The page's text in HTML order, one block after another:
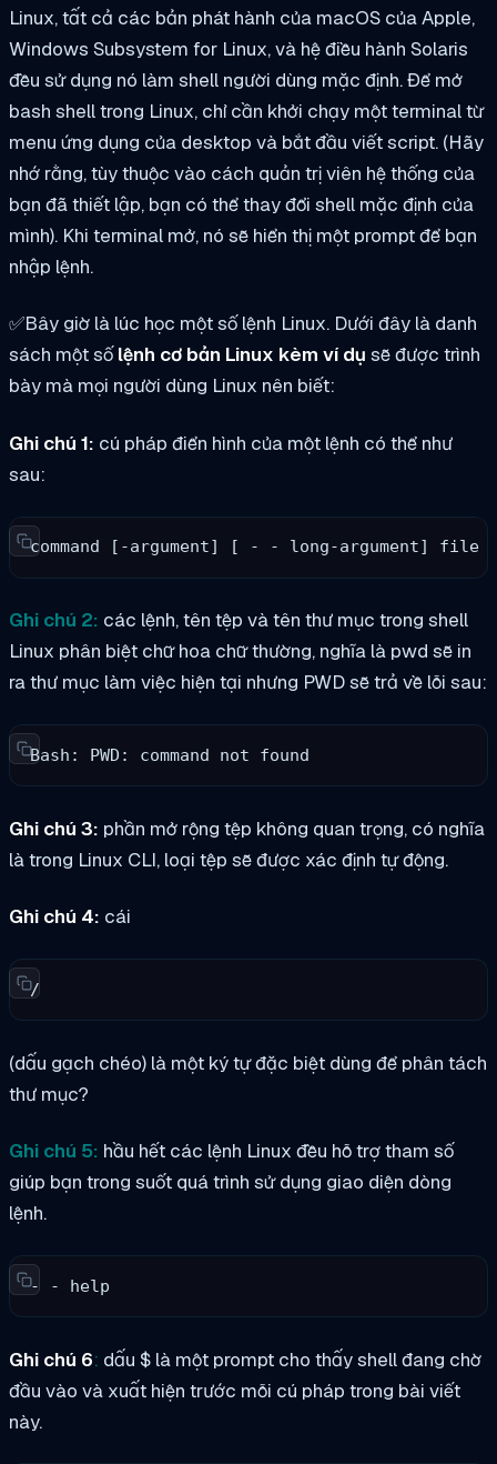
Linux, tất cả các bản phát hành của macOS của Apple,
Windows Subsystem for Linux, và hệ điều hành Solaris
đều sử dụng nó làm shell người dùng mặc định. Để mở
bash shell trong Linux, chỉ cần khởi chạy một terminal từ
menu ứng dụng của desktop và bắt đầu viết script. (Hãy
nhớ rằng, tùy thuộc vào cách quản trị viên hệ thống của
bạn đã thiết lập, bạn có thể thay đổi shell mặc định của
mình). Khi terminal mở, nó sẽ hiển thị một prompt để bạn
nhập lệnh.
✅Bây giờ là lúc học một số lệnh Linux. Dưới đây là danh
sách một sốlệnh cơ bản Linux kèm ví dụ sẽ được trình
bày mà mọi người dùng Linux nên biết:
Ghi chú 1: cú pháp điển hình của một lệnh có thể như
sau:
command [-argument] [ - - long-argument] file
Ghi chú 2: các lệnh, tên tệp và tên thư mục trong shell
Linux phân biệt chữ hoa chữ thường, nghĩa là pwd sẽ in
ra thư mục làm việc hiện tại nhưng PWD sẽ trả về lỗi sau:
Bash: PWD: command not found
Ghi chú 3: phần mở rộng tệp không quan trọng, có nghĩa
là trong Linux CLI, loại tệp sẽ được xác định tự động.
Ghi chú 4: cái
/
(dấu gạch chéo) là một ký tự đặc biệt dùng để phân tách
thư mục?
Ghi chú 5: hầu hết các lệnh Linux đều hỗ trợ tham số
giúp bạn trong suốt quá trình sử dụng giao diện dòng
lệnh.
- - help
Ghi chú 6: dấu $ là một prompt cho thấy shell đang chờ
đầu vào và xuất hiện trước mỗi cú pháp trong bài viết
này.